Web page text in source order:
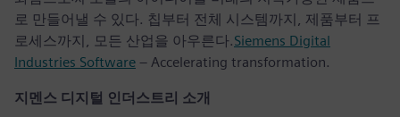
로 만들어낼 수 있다. 칩부터 전체 시스템까지, 제품부터 프
로세스까지, 모든 산업을 아우른다.Siemens Digital
Industries Software – Accelerating transformation.
지멘스 디지털 인더스트리 소개